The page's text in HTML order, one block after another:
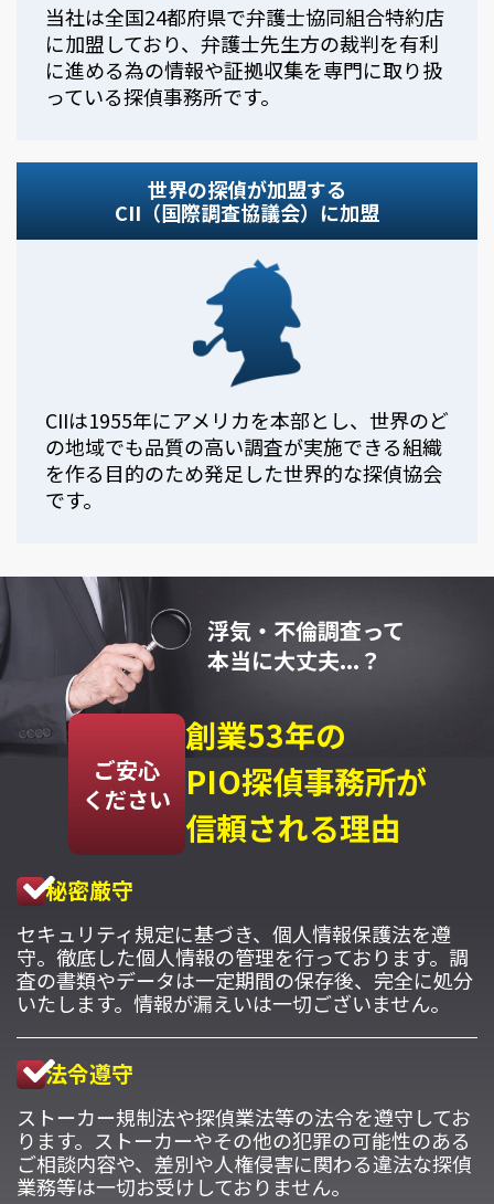
当社は全国24都府県で弁護士協同組合特約店
に加盟しており、弁護士先生方の裁判を有利
に進める為の情報や証拠収集を専門に取り扱
っている探偵事務所です。
世界の探偵が加盟する
CII（国際調査協議会）に加盟
CIIは1955年にアメリカを本部とし、世界のど
の地域でも品質の高い調査が実施できる組織
を作る目的のため発足した世界的な探偵協会
です。
浮気・不倫調査って
本当に大丈夫...？
ご安心
ください
創業53年の
PIO探偵事務所が
信頼される理由
秘密厳守
セキュリティ規定に基づき、個人情報保護法を遵
守。徹底した個人情報の管理を行っております。調
査の書類やデータは一定期間の保存後、完全に処分
いたします。情報が漏えいは一切ございません。
法令遵守
ストーカー規制法や探偵業法等の法令を遵守してお
ります。ストーカーやその他の犯罪の可能性のある
ご相談内容や、差別や人権侵害に関わる違法な探偵
業務等は一切お受けしておりません。